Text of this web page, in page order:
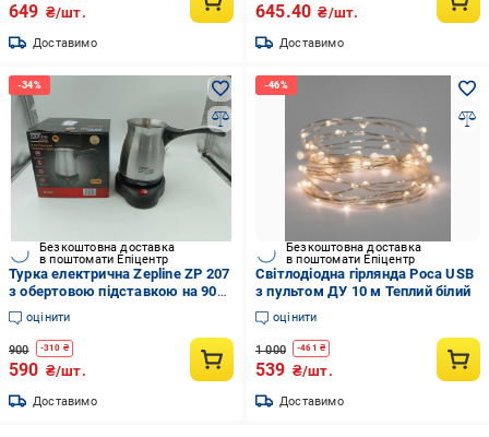
649 ₴/шт.
Доставимо
645.40 ₴/шт.
Доставимо
Безкоштовна доставка
в поштомати Епіцентр
Турка електрична Zepline ZP 207
з обертовою підставкою на 900
мл
оцінити
900 -310 ₴
590 ₴/шт.
Доставимо
Безкоштовна доставка
в поштомати Епіцентр
Світлодіодна гірлянда Роса USB
з пультом ДУ 10 м Теплий білий
оцінити
1 000 -461 ₴
539 ₴/шт.
Доставимо